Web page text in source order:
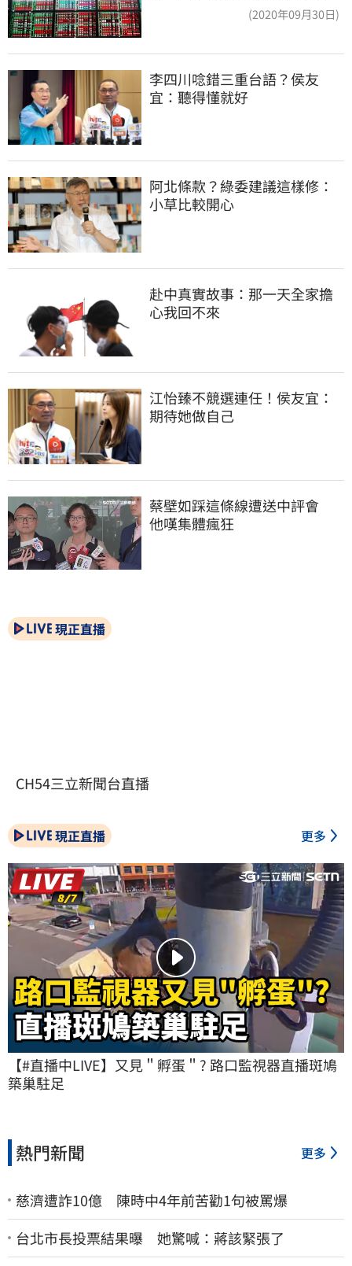
(2020年09月30日)
李四川唸錯三重台語？侯友
宜：聽得懂就好
阿北條款？綠委建議這樣修：
小草比較開心
赴中真實故事：那一天全家擔
心我回不來
江怡臻不競選連任！侯友宜：
期待她做自己
蔡壁如踩這條線遭送中評會
他嘆集體瘋狂
現正直播
CH54三立新聞台直播
現正直播 更多
【#直播中LIVE】又見＂孵蛋＂? 路口監視器直播斑鳩
築巢駐足
熱門新聞 更多
慈濟遭詐10億 陳時中4年前苦勸1句被罵爆
台北市長投票結果曝 她驚喊：蔣該緊張了